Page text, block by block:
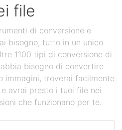
file
di conversione e
bisogno, tutto in un unico
1100 tipi di conversione di
bisogno di convertire
immagini, troverai facilmente
avrai presto i tuoi file nei
che funzionano per te.